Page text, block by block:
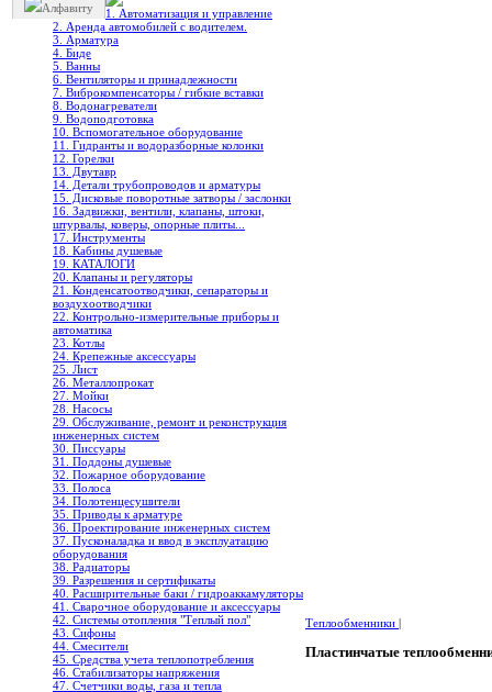
Алфавиту
1. Автоматизация и управление
2. Аренда автомобилей с водителем.
3. Арматура
4. Биде
5. Ванны
6. Вентиляторы и принадлежности
7. Виброкомпенсаторы / гибкие вставки
8. Водонагреватели
9. Водоподготовка
10. Вспомогательное оборудование
11. Гидранты и водоразборные колонки
12. Горелки
13. Двутавр
14. Детали трубопроводов и арматуры
15. Дисковые поворотные затворы / заслонки
16. Задвижки, вентили, клапаны, штоки,
штурвалы, коверы, опорные плиты...
17. Инструменты
18. Кабины душевые
19. КАТАЛОГИ
20. Клапаны и регуляторы
21. Конденсатоотводчики, сепараторы и
воздухоотводчики
22. Контрольно-измерительные приборы и
автоматика
23. Котлы
24. Крепежные аксессуары
25. Лист
26. Металлопрокат
27. Мойки
28. Насосы
29. Обслуживание, ремонт и реконструкция
инженерных систем
30. Писсуары
31. Поддоны душевые
32. Пожарное оборудование
33. Полоса
34. Полотенцесушители
35. Приводы к арматуре
36. Проектирование инженерных систем
37. Пусконаладка и ввод в эксплуатацию
оборудования
38. Радиаторы
39. Разрешения и сертификаты
40. Расширительные баки / гидроаккамуляторы
41. Сварочное оборудование и аксессуары
42. Системы отопления "Теплый пол"
43. Сифоны
44. Смесители
45. Средства учета теплопотребления
46. Стабилизаторы напряжения
47. Счетчики воды, газа и тепла
Теплообменники |
Пластинчатые